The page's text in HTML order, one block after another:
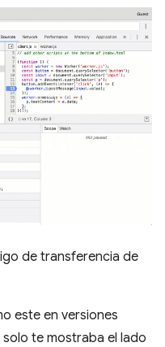
de transferencia de
este en versiones
te mostraba el lado